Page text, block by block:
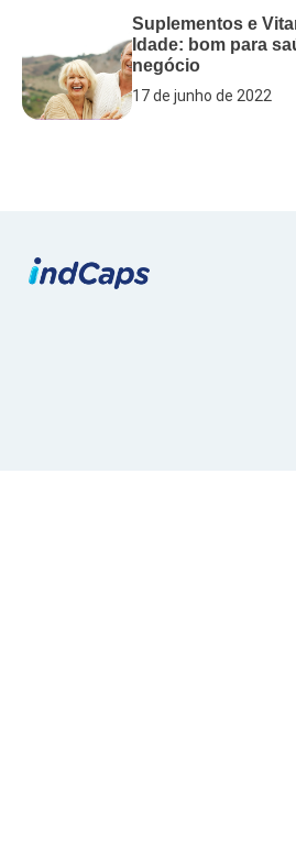
Suplementos e
Idade: bom para
negócio
17 de junho de 2022